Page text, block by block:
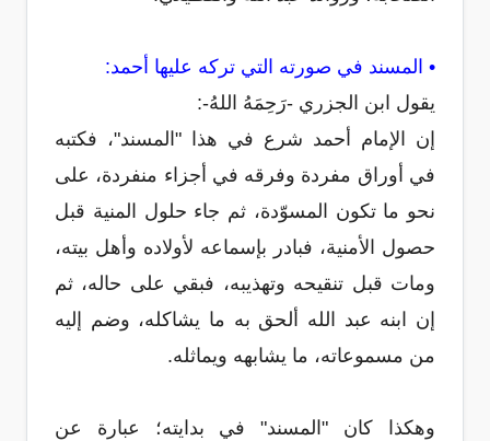
• المسند في صورته التي تركه عليها أحمد:
يقول ابن الجزري -رَحِمَهُ اللهُ-:
إن الإمام أحمد شرع في هذا "المسند"، فكتبه
في أوراق مفردة وفرقه في أجزاء منفردة، على
نحو ما تكون المسوّدة، ثم جاء حلول المنية قبل
حصول الأمنية، فبادر بإسماعه لأولاده وأهل بيته،
ومات قبل تنقيحه وتهذيبه، فبقي على حاله، ثم
إن ابنه عبد الله ألحق به ما يشاكله، وضم إليه
من مسموعاته، ما يشابهه ويماثله.
وهكذا كان "المسند" في بدايته؛ عبارة عن